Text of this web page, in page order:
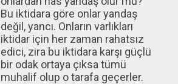
Bu iktidara göre onlar yandaş
değil, yancı. Onların varlıkları
iktidar için her zaman rahatsız
edici, zira bu iktidara karşı güçlü
bir odak ortaya çıksa tümü
muhalif olup o tarafa geçerler.